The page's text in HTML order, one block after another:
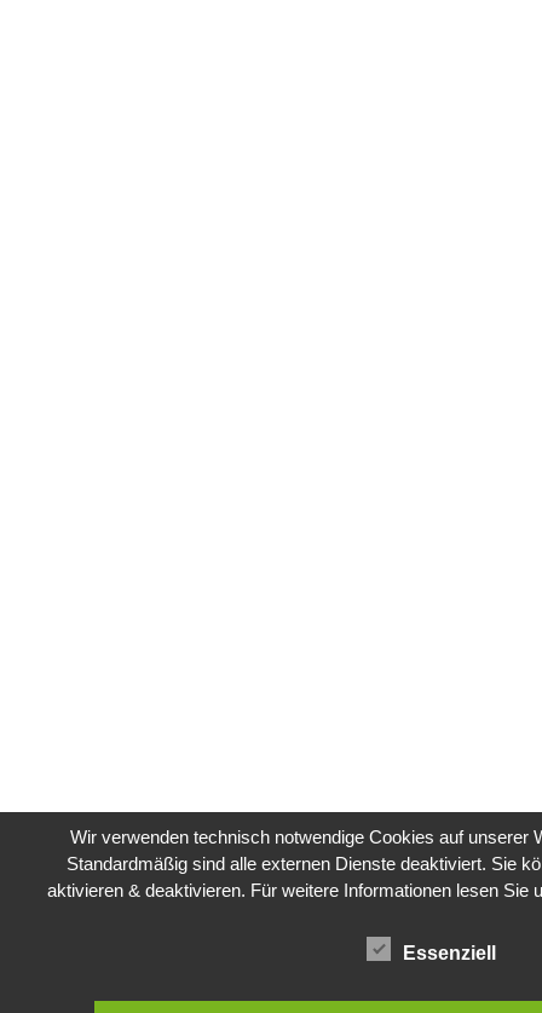
Wir verwenden technisch notwendige Cookies auf unserer
Standardmäßig sind alle externen Dienste deaktiviert. Sie
aktivieren & deaktivieren. Für weitere Informationen lesen Sie
Essenziell